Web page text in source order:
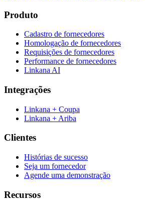
Produto
Cadastro de fornecedores
Homologação de fornecedores
Requisições de fornecedores
Performance de fornecedores
Linkana AI
Integrações
Linkana + Coupa
Linkana + Ariba
Clientes
Histórias de sucesso
Seja um fornecedor
Agende uma demonstração
Recursos